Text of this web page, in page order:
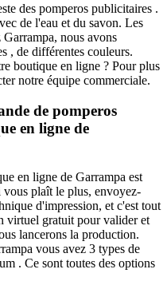
des pomperos publicitaires .
de l'eau et du savon. Les
nous avons
, de différentes couleurs.
boutique en ligne ? Pour plus
notre équipe commerciale.
de pomperos
en ligne de
en ligne de Garrampa est
vous plaît le plus, envoyez-
d'impression, et c'est tout
virtuel gratuit pour valider et
lancerons la production.
vous avez 3 types de
. Ce sont toutes des options